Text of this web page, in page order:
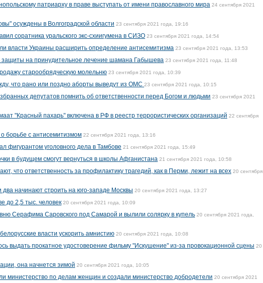
патриарху в праве выступать от имени православного мира 24 сентября 2021
осуждены в Волгоградской области 23 сентября 2021 года, 19:16
соратника уральского экс-схиигумена в СИЗО 23 сентября 2021 года, 14:54
власти Украины расширить определение антисемитизма 23 сентября 2021 года, 13:53
на принудительное лечение шамана Габышева 23 сентября 2021 года, 11:48
старообрядческую молельню 23 сентября 2021 года, 10:39
что рано или поздно аборты выведут из ОМС 23 сентября 2021 года, 10:15
депутатов помнить об ответственности перед Богом и людьми 23 сентября 2021
"Красный пахарь" включена в РФ в реестр террористических организаций 22 сентября
борьбе с антисемитизмом 22 сентября 2021 года, 13:16
фигурантом уголовного дела в Тамбове 21 сентября 2021 года, 15:49
в будущем смогут вернуться в школы Афганистана 21 сентября 2021 года, 10:58
что ответственность за профилактику трагедий, как в Перми, лежит на всех 20 сентября
начинают строить на юго-западе Москвы 20 сентября 2021 года, 13:27
до 2,5 тыс. человек 20 сентября 2021 года, 10:09
Серафима Саровского под Самарой и вылили солярку в купель 20 сентября 2021 года,
власти ускорить амнистию 20 сентября 2021 года, 10:08
выдать прокатное удостоверение фильму "Искушение" из-за провокационной сцены 20
она начнется зимой 20 сентября 2021 года, 10:05
министерство по делам женщин и создали министерство добродетели 20 сентября 2021